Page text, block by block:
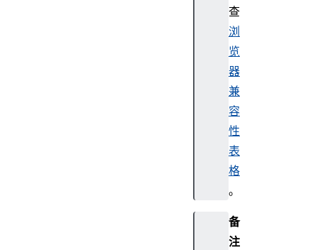
查
浏
览
器
兼
容
性
表
格
。
备
注